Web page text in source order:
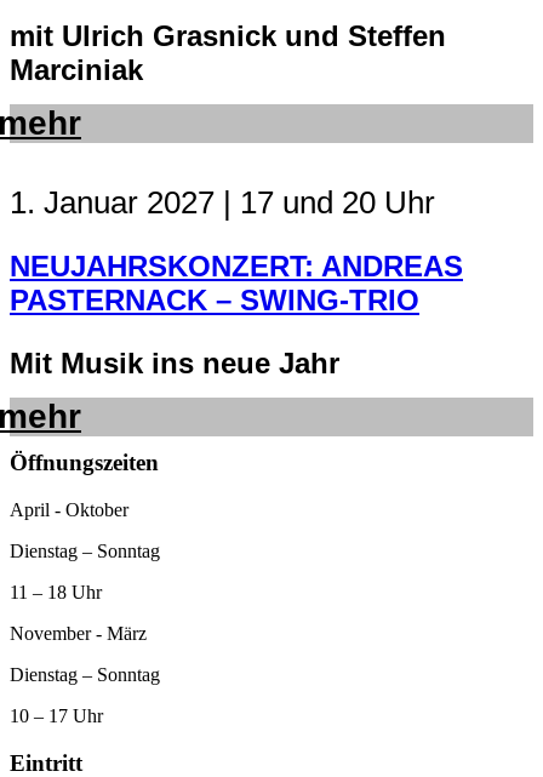
mit Ulrich Grasnick und Steffen
Marciniak
1. Januar 2027 | 17 und 20 Uhr
NEUJAHRSKONZERT: ANDREAS
PASTERNACK – SWING-TRIO
Mit Musik ins neue Jahr
Öffnungszeiten
April - Oktober
Dienstag – Sonntag
11 – 18 Uhr
November - März
Dienstag – Sonntag
10 – 17 Uhr
Eintritt